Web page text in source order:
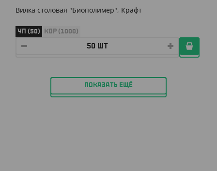
Вилка столовая "Биополимер", Крафт
УП (50) КОР (1000)
ПОКАЗАТЬ ЕЩЁ